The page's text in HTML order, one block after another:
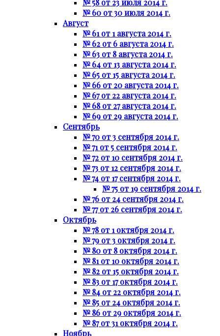
№ 58 от 23 июля 2014 г.
№ 60 от 30 июля 2014 г.
Август
№ 61 от 1 августа 2014 г.
№ 62 от 6 августа 2014 г.
№ 63 от 8 августа 2014 г.
№ 64 от 13 августа 2014 г.
№ 65 от 15 августа 2014 г.
№ 66 от 20 августа 2014 г.
№ 67 от 22 августа 2014 г.
№ 68 от 27 августа 2014 г.
№ 69 от 29 августа 2014 г.
Сентябрь
№ 70 от 3 сентября 2014 г.
№ 71 от 5 сентября 2014 г.
№ 72 от 10 сентября 2014 г.
№ 73 от 12 сентября 2014 г.
№ 74 от 17 сентября 2014 г.
№ 75 от 19 сентября 2014 г.
№ 76 от 24 сентября 2014 г.
№ 77 от 26 сентября 2014 г.
Октябрь
№ 78 от 1 октября 2014 г.
№ 79 от 3 октября 2014 г.
№ 80 от 8 октября 2014 г.
№ 81 от 10 октября 2014 г.
№ 82 от 15 октября 2014 г.
№ 83 от 17 октября 2014 г.
№ 84 от 22 октября 2014 г.
№ 85 от 24 октября 2014 г.
№ 86 от 29 октября 2014 г.
№ 87 от 31 октября 2014 г.
Ноябрь